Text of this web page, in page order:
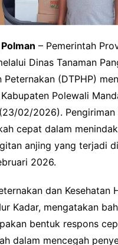
– Pemerintah
Dinas Tanaman
(DTPHP)
Polewali
02/2026).
cepat dalam
anjing yang terjadi
2026.
dan Kesehatan
Kadar, mengatakan
bentuk respons
dalam mencegah